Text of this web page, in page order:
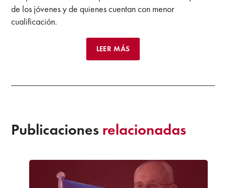
de los jóvenes y de quienes cuentan con menor
cualificación.
LEER MÁS
Publicaciones relacionadas